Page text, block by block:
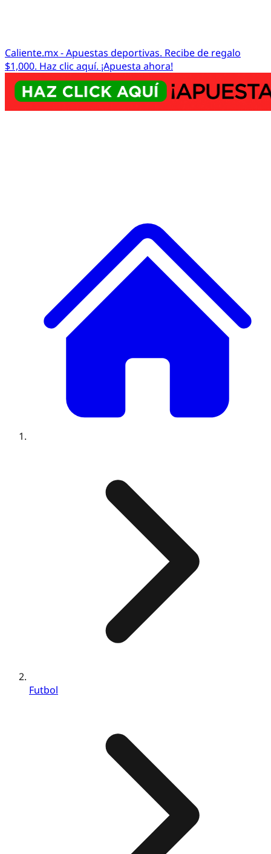
Caliente.mx - Apuestas deportivas. Recibe de regalo
$1,000. Haz clic aquí. ¡Apuesta ahora!
Futbol